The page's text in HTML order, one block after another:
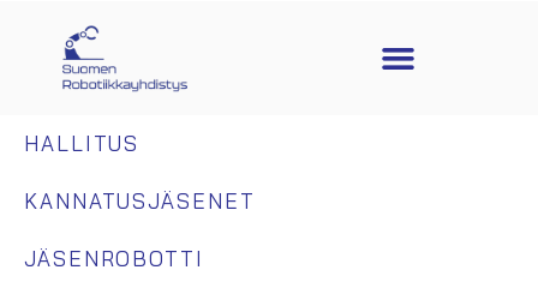
HALLITUS
KANNATUSJÄSENET
JÄSENROBOTTI